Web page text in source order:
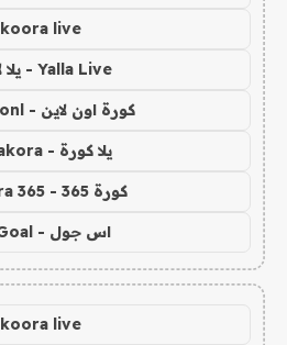
koora live
Yalla Live - يلا لايف
كورة اون لاين - koora onl
يلا كورة - yallakora
كورة 365 - kooora 365
اس جول - AS Goal
koora live